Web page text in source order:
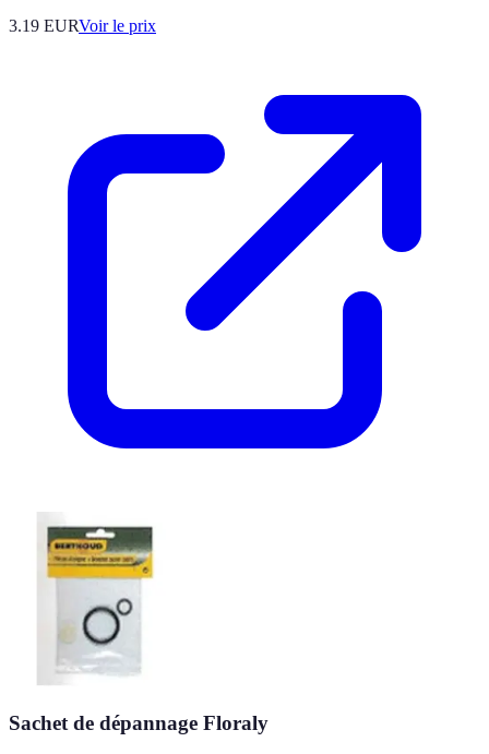
3.19 EURVoir le prix
Sachet de dépannage Floraly